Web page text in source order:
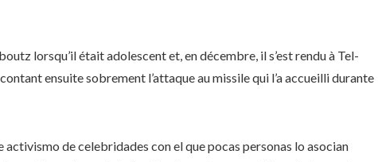
lorsqu’il était adolescent et, en décembre, il s’est rendu à Tel-
ensuite sobrement l’attaque au missile qui l’a accueilli durante
de celebridades con el que pocas personas lo asocian